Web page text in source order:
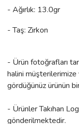
- Ağırlık: 13.0gr
- Taş: Zirkon
- Ürün fotoğrafları
halini müşterilerimize
gördüğünüz ürünün
- Ürünler Takıhan
gönderilmektedir.